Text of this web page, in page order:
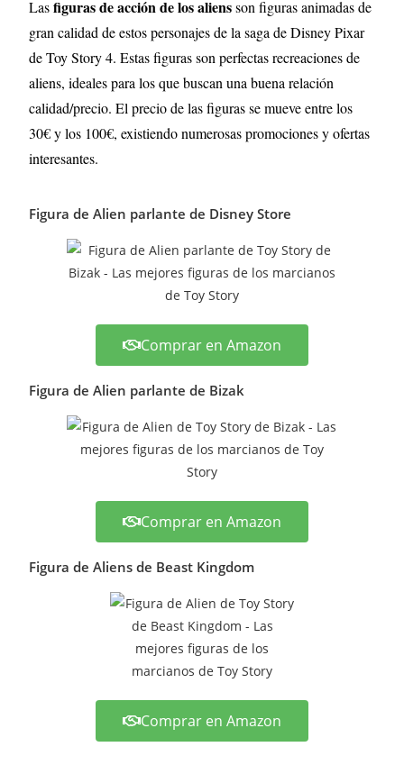
Lasfiguras de acción de los aliensson figuras animadas de
gran calidad de estos personajes de la saga de Disney Pixar
de Toy Story 4. Estas figuras son perfectas recreaciones de
aliens, ideales para los que buscan una buena relación
calidad/precio. El precio de las figuras se mueve entre los
30€ y los 100€, existiendo numerosas promociones y ofertas
interesantes.
Figura de Alien parlante de Disney Store
Comprar en Amazon
Figura de Alien parlante de Bizak
Comprar en Amazon
Figura de Aliens de Beast Kingdom
Comprar en Amazon